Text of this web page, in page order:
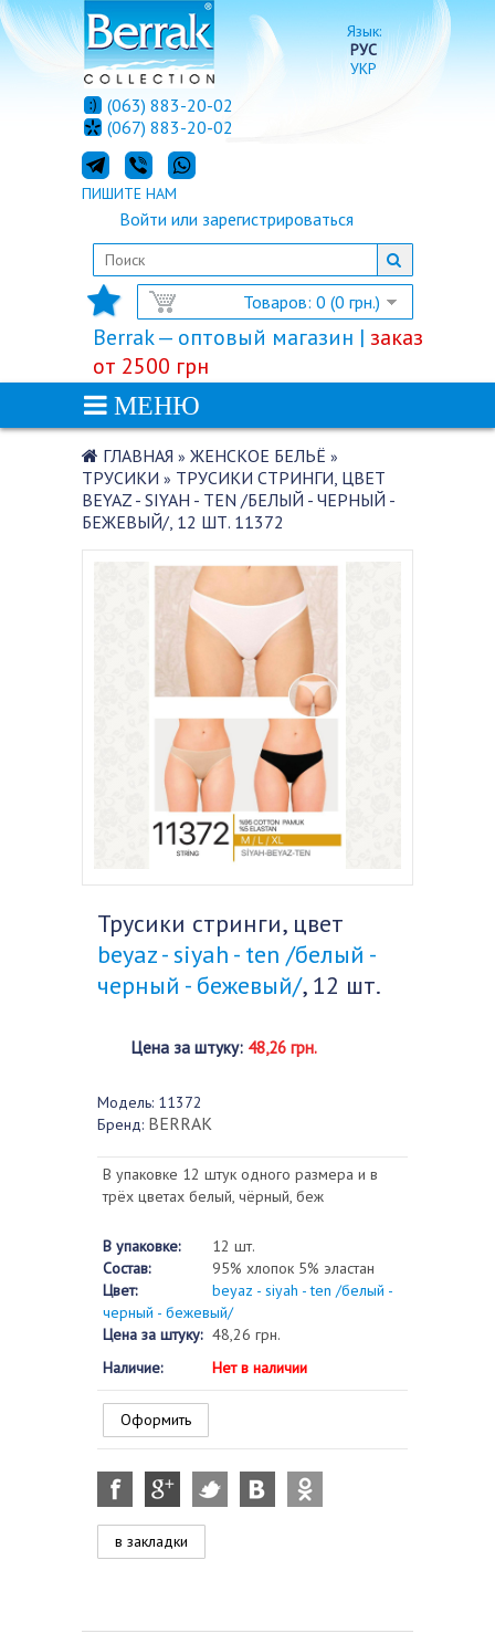
Язык:
РУС
УКР
Товаров: 0 (0 грн.)
Войти или зарегистрироваться
(063) 883-20-02
(067) 883-20-02
ПИШИТЕ НАМ
Berrak — оптовый магазин | заказ
от 2500 грн
МЕНЮ
ГЛАВНАЯ » ЖЕНСКОЕ БЕЛЬЁ »
ТРУСИКИ » ТРУСИКИ СТРИНГИ, ЦВЕТ
BEYAZ - SIYAH - TEN /БЕЛЫЙ - ЧЕРНЫЙ -
БЕЖЕВЫЙ/, 12 ШТ. 11372
Трусики стринги, цвет
beyaz - siyah - ten /белый -
черный - бежевый/, 12 шт.
Цена за штуку: 48,26 грн.
Модель: 11372
Бренд: BERRAK
В упаковке 12 штук одного размера и в
трёх цветах белый, чёрный, беж
В упаковке:
12 шт.
Состав:
95% хлопок 5% эластан
Цвет:
beyaz - siyah - ten /белый -
черный - бежевый/
Цена за штуку: 48,26 грн.
Наличие:
Нет в наличии
Оформить
в закладки